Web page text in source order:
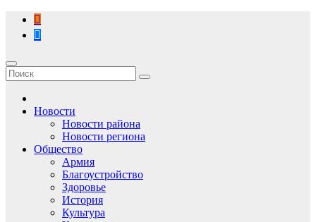
Перейти
содержимому
Новости
Новости района
Новости региона
Общество
Армия
Благоустройство
Здоровье
История
Культура